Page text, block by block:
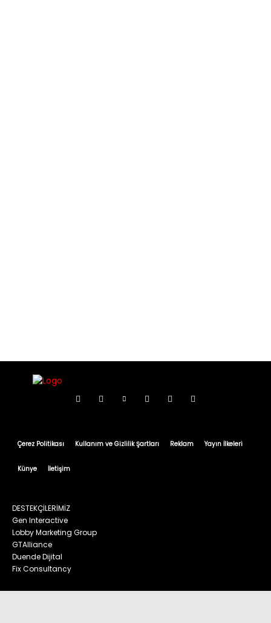
Çerez Politikası Kullanım ve Gizlilik Şartları Reklam Yayın İlkeleri
Künye İletişim
DESTEKÇİLERİMİZ
Gen Interactive
Lobby Marketing Group
GTAlliance
Duende Dijital
Fix Consultancy